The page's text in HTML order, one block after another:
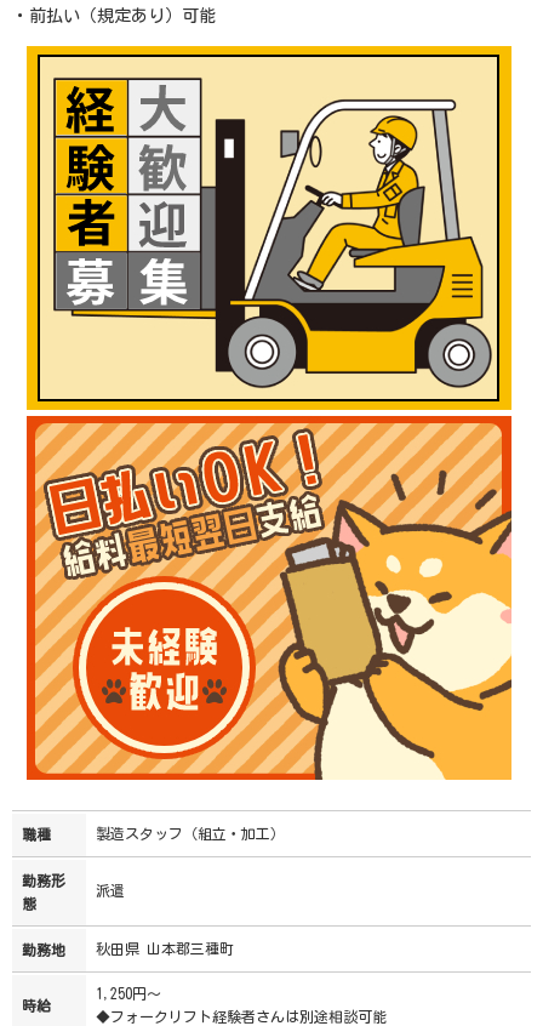
・前払い（規定あり）可能
職種 製造スタッフ（組立・加工）
勤務形
態
派遣
勤務地 秋田県 山本郡三種町
時給
1,250円～
◆フォークリフト経験者さんは別途相談可能